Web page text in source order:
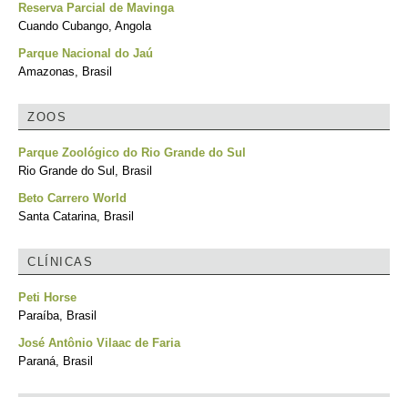
Reserva Parcial de Mavinga
Cuando Cubango, Angola
Parque Nacional do Jaú
Amazonas, Brasil
ZOOS
Parque Zoológico do Rio Grande do Sul
Rio Grande do Sul, Brasil
Beto Carrero World
Santa Catarina, Brasil
CLÍNICAS
Peti Horse
Paraíba, Brasil
José Antônio Vilaac de Faria
Paraná, Brasil